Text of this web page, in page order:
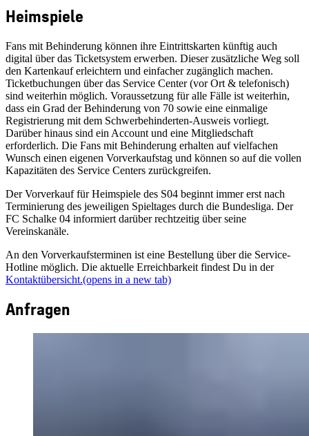
Heimspiele
Fans mit Behinderung können ihre Eintrittskarten künftig auch
digital über das Ticketsystem erwerben. Dieser zusätzliche Weg soll
den Kartenkauf erleichtern und einfacher zugänglich machen.
Ticketbuchungen über das Service Center (vor Ort & telefonisch)
sind weiterhin möglich. Voraussetzung für alle Fälle ist weiterhin,
dass ein Grad der Behinderung von 70 sowie eine einmalige
Registrierung mit dem Schwerbehinderten-Ausweis vorliegt.
Darüber hinaus sind ein Account und eine Mitgliedschaft
erforderlich. Die Fans mit Behinderung erhalten auf vielfachen
Wunsch einen eigenen Vorverkaufstag und können so auf die vollen
Kapazitäten des Service Centers zurückgreifen.
Der Vorverkauf für Heimspiele des S04 beginnt immer erst nach
Terminierung des jeweiligen Spieltages durch die Bundesliga. Der
FC Schalke 04 informiert darüber rechtzeitig über seine
Vereinskanäle.
An den Vorverkaufsterminen ist eine Bestellung über die Service-
Hotline möglich. Die aktuelle Erreichbarkeit findest Du in der
Kontaktübersicht.(opens in a new tab)
Anfragen